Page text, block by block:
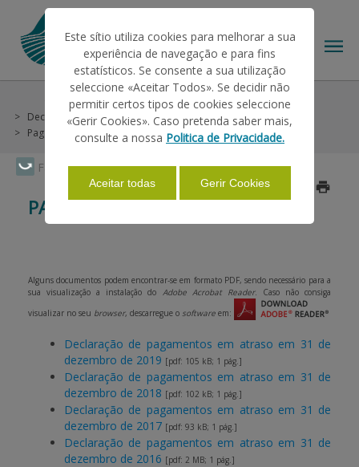
Faça Swipe para ver o menu
AJUDAS/APOIOS
INFORMAÇÕES
ESTATÍSTICAS
PAGAMENTOS
APOIO AO BENEFICIÁRIO
Entrar / Registar
O IFAP
Recursos Financeiros
Declarações previstas no art.º 15.º da LCPA
Pagamentos em atraso
PAGAMENTOS EM ATRASO
Atualizado a 2021/08/20
Alguns documentos podem encontrar-se em formato PDF, sendo necessário para a
sua visualização a instalação do Adobe Acrobat Reader. Caso não consiga
visualizar no seu browser, descarregue o software em:
Declaração de pagamentos em atraso em 31 de
dezembro de 2019 [pdf: 105 kB; 1 pág.]
Declaração de pagamentos em atraso em 31 de
dezembro de 2018 [pdf: 102 kB; 1 pág.]
Declaração de pagamentos em atraso em 31 de
dezembro de 2017 [pdf: 93 kB; 1 pág.]
Declaração de pagamentos em atraso em 31 de
dezembro de 2016 [pdf: 2 MB; 1 pág.]
Este sítio utiliza cookies para melhorar a sua
experiência de navegação e para fins
estatísticos. Se consente a sua utilização
seleccione «Aceitar Todos». Se decidir não
permitir certos tipos de cookies seleccione
«Gerir Cookies». Caso pretenda saber mais,
consulte a nossa Politica de Privacidade.
Aceitar todas Gerir Cookies